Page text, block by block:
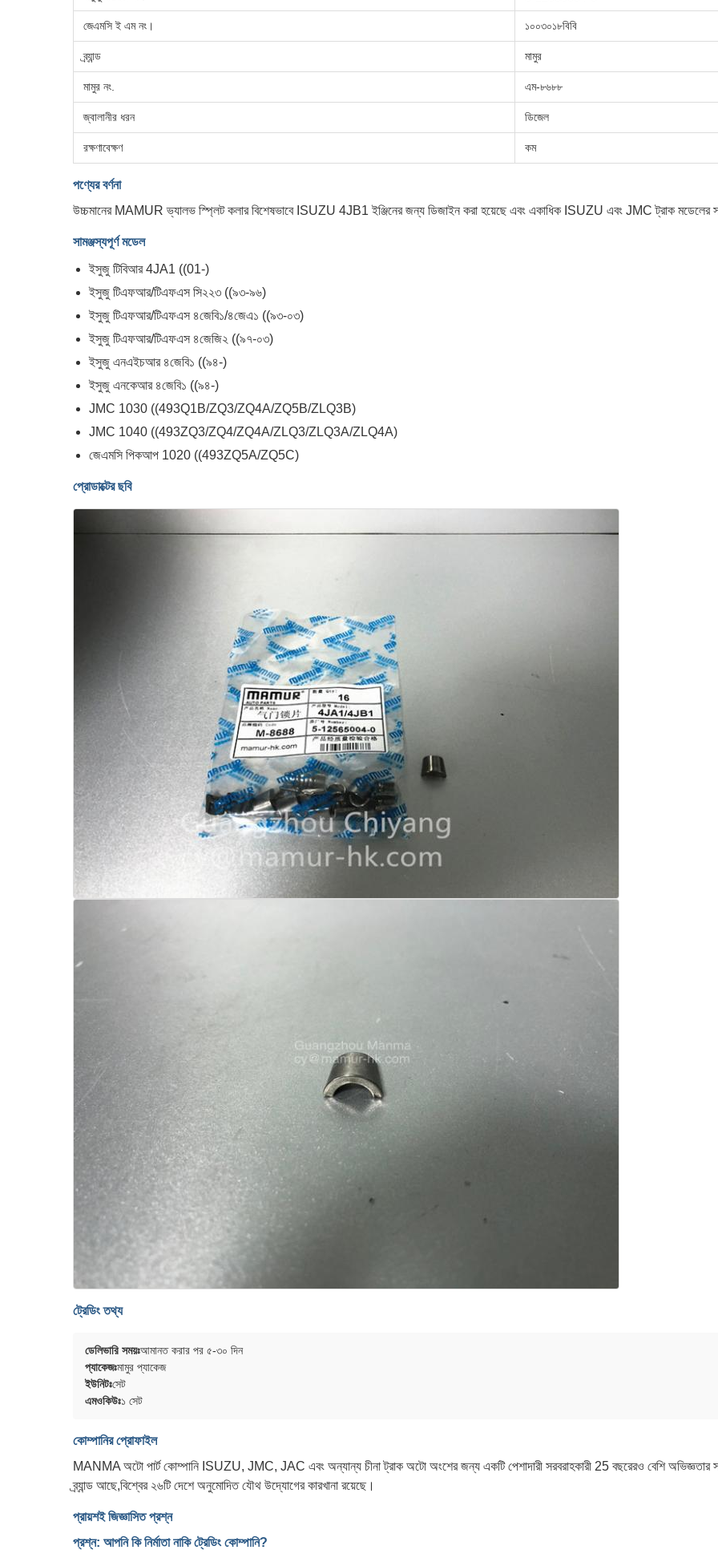
জেএমসি ই এম নং। ১০০৩০১৮বিবি
ব্র্যান্ড মামুর
মামুর নং. এম-৮৬৮৮
জ্বালানীর ধরন ডিজেল
রক্ষণাবেক্ষণ কম
পণ্যের বর্ণনা
উচ্চমানের MAMUR ভ্যালভ স্প্লিট কলার বিশেষভাবে ISUZU 4JB1 ইঞ্জিনের জন্য ডিজাইন করা হয়েছে এবং একাধিক ISUZU এবং JMC ট্রাক মডেলের
সামঞ্জস্যপূর্ণ মডেল
ইসুজু টিবিআর 4JA1 ((01-)
ইসুজু টিএফআর/টিএফএস সি২২৩ ((৯৩-৯৬)
ইসুজু টিএফআর/টিএফএস ৪জেবি১/৪জেএ১ ((৯৩-০৩)
ইসুজু টিএফআর/টিএফএস ৪জেজি২ ((৯৭-০৩)
ইসুজু এনএইচআর ৪জেবি১ ((৯৪-)
ইসুজু এনকেআর ৪জেবি১ ((৯৪-)
JMC 1030 ((493Q1B/ZQ3/ZQ4A/ZQ5B/ZLQ3B)
JMC 1040 ((493ZQ3/ZQ4/ZQ4A/ZLQ3/ZLQ3A/ZLQ4A)
জেএমসি পিকআপ 1020 ((493ZQ5A/ZQ5C)
প্রোডাক্টের ছবি
ট্রেডিং তথ্য
ডেলিভারি সময়ঃআমানত করার পর ৫-৩০ দিন
প্যাকেজঃমামুর প্যাকেজ
ইউনিটঃসেট
এমওকিউঃ১ সেট
কোম্পানির প্রোফাইল
MANMA অটো পার্ট কোম্পানি ISUZU, JMC, JAC এবং অন্যান্য চীনা ট্রাক অটো অংশের জন্য একটি পেশাদারী সরবরাহকারী 25 বছরেরও বেশি
ব্র্যান্ড আছে,বিশ্বের ২৬টি দেশে অনুমোদিত যৌথ উদ্যোগের কারখানা রয়েছে।
প্রায়শই জিজ্ঞাসিত প্রশ্ন
প্রশ্ন: আপনি কি নির্মাতা নাকি ট্রেডিং কোম্পানি?